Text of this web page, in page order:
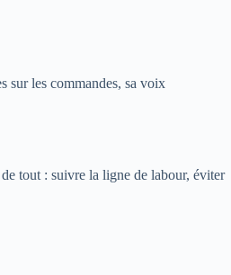
sur les commandes, sa voix
tout : suivre la ligne de labour, éviter